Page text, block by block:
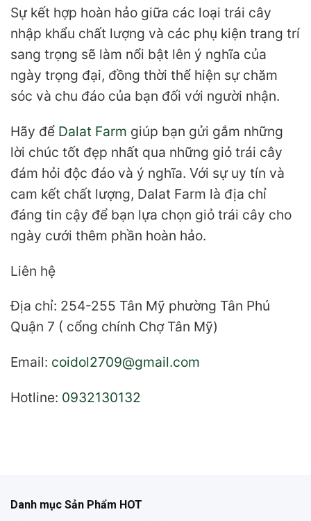
Sự kết hợp hoàn hảo giữa các loại trái cây
nhập khẩu chất lượng và các phụ kiện trang trí
sang trọng sẽ làm nổi bật lên ý nghĩa của
ngày trọng đại, đồng thời thể hiện sự chăm
sóc và chu đáo của bạn đối với người nhận.
Hãy để Dalat Farm giúp bạn gửi gắm những
lời chúc tốt đẹp nhất qua những giỏ trái cây
đám hỏi độc đáo và ý nghĩa. Với sự uy tín và
cam kết chất lượng, Dalat Farm là địa chỉ
đáng tin cậy để bạn lựa chọn giỏ trái cây cho
ngày cưới thêm phần hoàn hảo.
Liên hệ
Địa chỉ: 254-255 Tân Mỹ phường Tân Phú
Quận 7 ( cổng chính Chợ Tân Mỹ)
Email: coidol2709@gmail.com
Hotline: 0932130132
Danh mục Sản Phẩm HOT